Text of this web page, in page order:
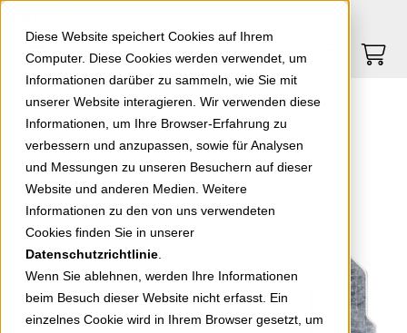
Diese Website speichert Cookies auf Ihrem
Computer. Diese Cookies werden verwendet, um
Informationen darüber zu sammeln, wie Sie mit
unserer Website interagieren. Wir verwenden diese
Informationen, um Ihre Browser-Erfahrung zu
verbessern und anzupassen, sowie für Analysen
und Messungen zu unseren Besuchern auf dieser
Website und anderen Medien. Weitere
Informationen zu den von uns verwendeten
Cookies finden Sie in unserer
Datenschutzrichtlinie
Wenn Sie ablehnen, werden Ihre Informationen
beim Besuch dieser Website nicht erfasst. Ein
einzelnes Cookie wird in Ihrem Browser gesetzt, um
Springe zu Hauptinhalt Springe zum Footer
0
zurück zur Übersicht